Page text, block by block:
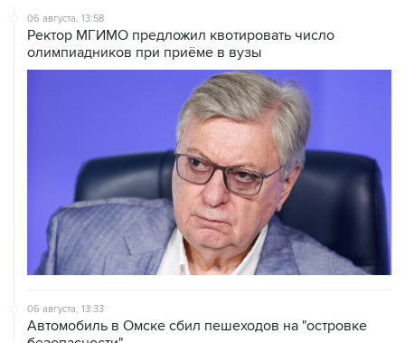
06 августа, 13:58
Ректор МГИМО предложил квотировать число
олимпиадников при приёме в вузы
06 августа, 13:33
Автомобиль в Омске сбил пешеходов на "островке